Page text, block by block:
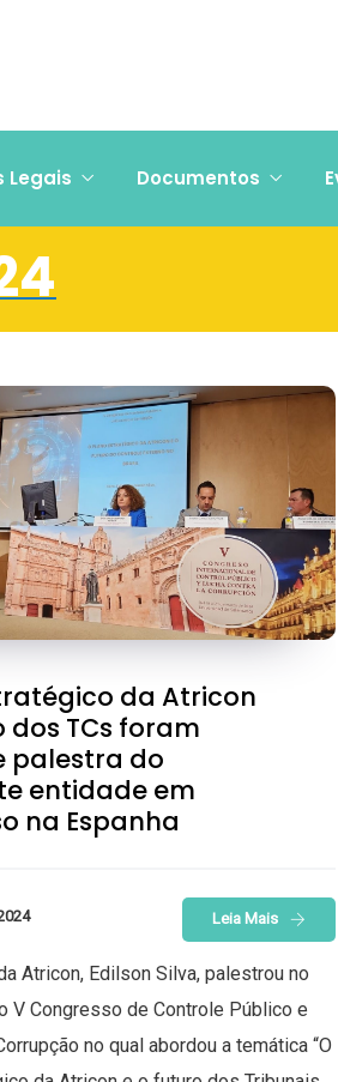
Legais Documentos
da Atricon
dos TCs foram
palestra do
entidade em
na Espanha
Leia Mais
Atricon, Edilson Silva, palestrou no
V Congresso de Controle Público e
no qual abordou a temática “O